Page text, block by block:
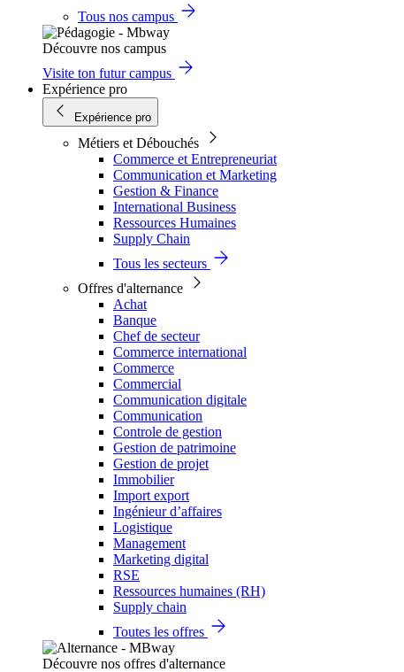
Tous nos campus
Découvre nos campus
Visite ton futur campus
Expérience pro
Expérience pro
Métiers et Débouchés
Commerce et Entrepreneuriat
Communication et Marketing
Gestion & Finance
International Business
Ressources Humaines
Supply Chain
Tous les secteurs
Offres d'alternance
Achat
Banque
Chef de secteur
Commerce international
Commerce
Commercial
Communication digitale
Communication
Controle de gestion
Gestion de patrimoine
Gestion de projet
Immobilier
Import export
Ingénieur d’affaires
Logistique
Management
Marketing digital
RSE
Ressources humaines (RH)
Supply chain
Toutes les offres
Découvre nos offres d'alternance